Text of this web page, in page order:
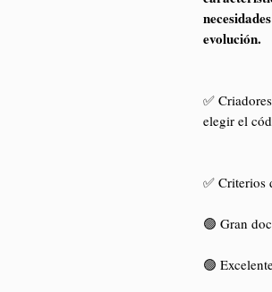
evolución.
✅
elegir el
✅ Criterios
🟢 Gran
🟢